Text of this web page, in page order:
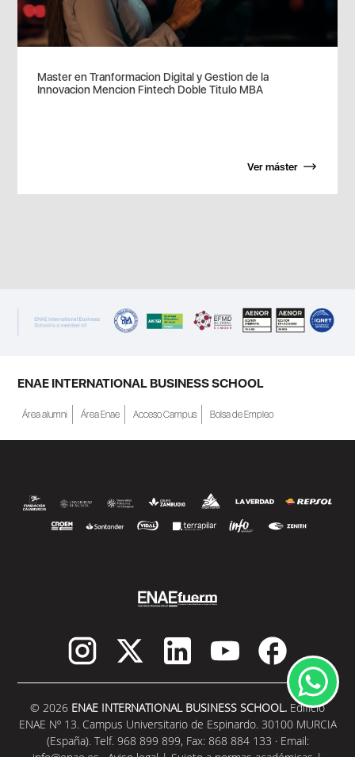
Master en Tranformacion Digital y Gestion de la
Innovacion Mencion Fintech Doble Titulo MBA
Ver máster
ENAE INTERNATIONAL BUSINESS SCHOOL
Área alumni Área Enae Acceso Campus Bolsa de Empleo
© 2026 ENAE INTERNATIONAL BUSINESS SCHOOL. Edificio
ENAE Nº 13. Campus Universitario de Espinardo. 30100 MURCIA
(España). Telf. 968 899 899, Fax: 868 884 133 · Email: